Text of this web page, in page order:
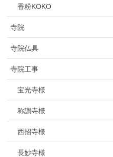
香粉KOKO
寺院
寺院仏具
寺院工事
宝光寺様
称讃寺様
西招寺様
長妙寺様